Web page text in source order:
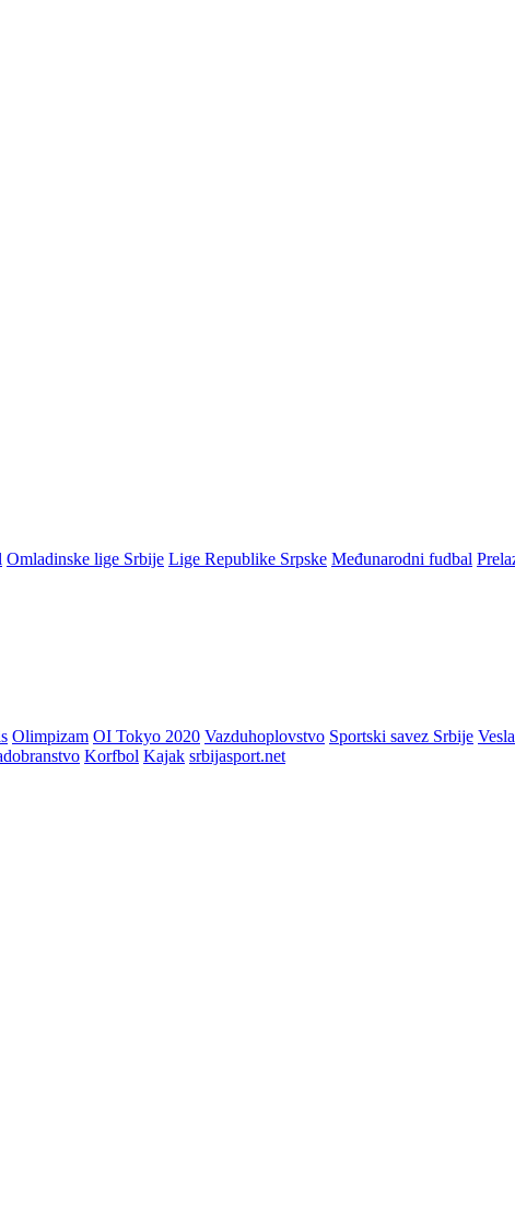
Omladinske lige Srbije Lige Republike Srpske Međunarodni fudbal
Olimpizam OI Tokyo 2020 Vazduhoplovstvo Sportski savez Srbije
Korfbol Kajak srbijasport.net